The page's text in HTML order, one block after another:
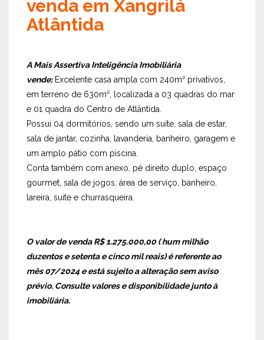
venda em Xangrilá
Atlântida
A Mais Assertiva Inteligência Imobiliária
vende; Excelente casa ampla com 240m² privativos,
em terreno de 630m², localizada a 03 quadras do mar
e 01 quadra do Centro de Atlântida.
Possui 04 dormitórios, sendo um suíte, sala de estar,
sala de jantar, cozinha, lavanderia, banheiro, garagem e
um amplo pátio com piscina.
Conta também com anexo, pé direito duplo, espaço
gourmet, sala de jogos, área de serviço, banheiro,
lareira, suíte e churrasqueira.
O valor de venda R$ 1.275.000,00 ( hum milhão
duzentos e setenta e cinco mil reais) é referente ao
mês 07/2024 e está sujeito a alteração sem aviso
prévio. Consulte valores e disponibilidadejunto à
imobiliária.